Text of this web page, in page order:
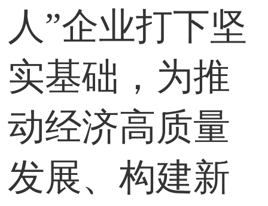
人”企业打下坚
实基础，为推
动经济高质量
发展、构建新